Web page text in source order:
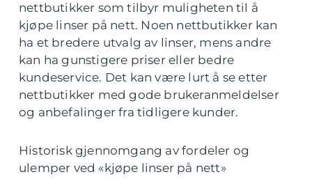
nettbutikker som tilbyr muligheten til å
kjøpe linser på nett. Noen nettbutikker kan
ha et bredere utvalg av linser, mens andre
kan ha gunstigere priser eller bedre
kundeservice. Det kan være lurt å se etter
nettbutikker med gode brukeranmeldelser
og anbefalinger fra tidligere kunder.
Historisk gjennomgang av fordeler og
ulemper ved «kjøpe linser på nett»